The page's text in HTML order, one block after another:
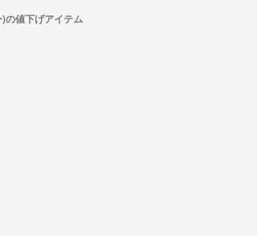
の値下げアイテム